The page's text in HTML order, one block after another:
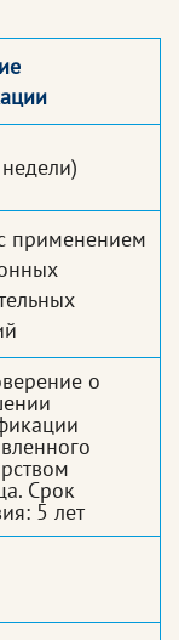
применением
о
Срок
5 лет